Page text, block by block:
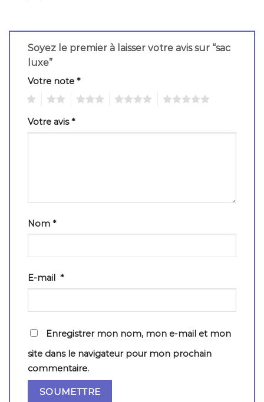
Soyez le premier à laisser votre avis sur “sac
luxe”
Votre note *
Votre avis*
Nom *
E-mail *
Enregistrer mon nom, mon e-mail et mon
site dans le navigateur pour mon prochain
commentaire.